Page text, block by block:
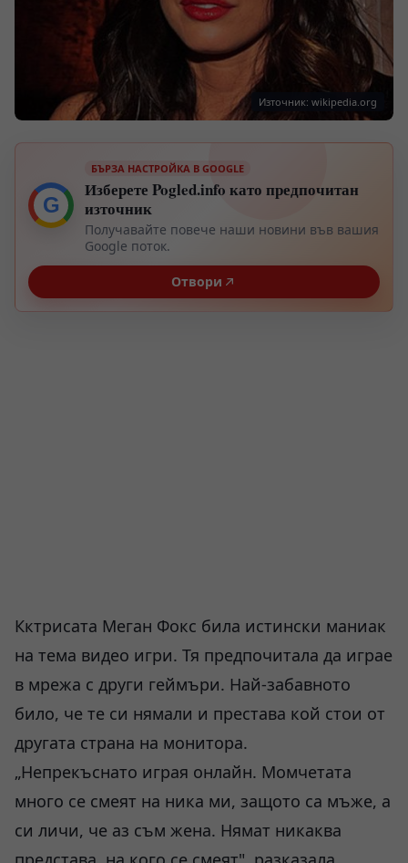
Източник: wikipedia.org
G
БЪРЗА НАСТРОЙКА В GOOGLE
Изберете Pogled.info като предпочитан
източник
Получавайте повече наши новини във вашия
Google поток.
Отвори
Кктрисата Меган Фокс била истински маниак
на тема видео игри. Тя предпочитала да играе
в мрежа с други геймъри. Най-забавното
било, че те си нямали и престава кой стои от
другата страна на монитора.
„Непрекъснато играя онлайн. Момчетата
много се смеят на ника ми, защото са мъже, а
си личи, че аз съм жена. Нямат никаква